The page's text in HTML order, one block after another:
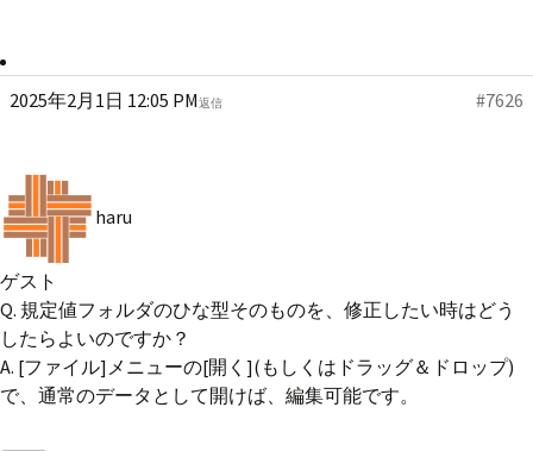
2025年2月1日 12:05 PM #7626
返信
haru
ゲスト
Q. 規定値フォルダのひな型そのものを、修正したい時はどう
したらよいのですか？
A. [ファイル]メニューの[開く](もしくはドラッグ＆ドロップ)
で、通常のデータとして開けば、編集可能です。